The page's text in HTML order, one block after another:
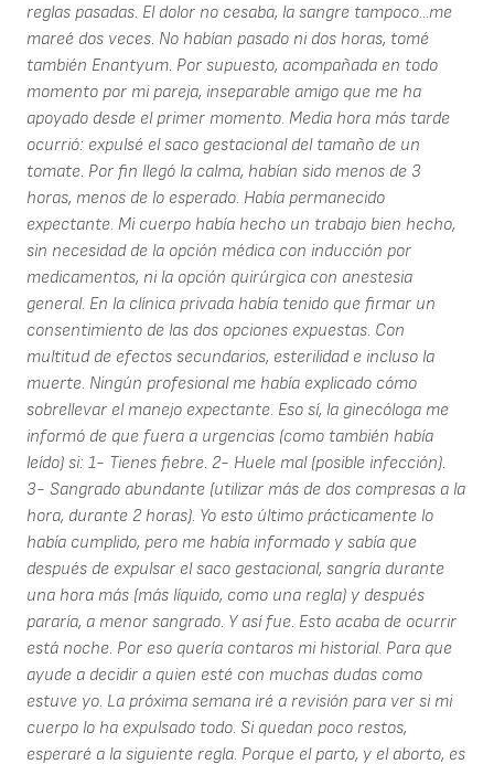
reglas pasadas. El dolor no cesaba, la sangre tampoco...me
mareé dos veces. No habían pasado ni dos horas, tomé
también Enantyum. Por supuesto, acompañada en todo
momento por mi pareja, inseparable amigo que me ha
apoyado desde el primer momento. Media hora más tarde
ocurrió: expulsé el saco gestacional del tamaño de un
tomate. Por fin llegó la calma, habían sido menos de 3
horas, menos de lo esperado. Había permanecido
expectante. Mi cuerpo había hecho un trabajo bien hecho,
sin necesidad de la opción médica con inducción por
medicamentos, ni la opción quirúrgica con anestesia
general. En la clínica privada había tenido que firmar un
consentimiento de las dos opciones expuestas. Con
multitud de efectos secundarios, esterilidad e incluso la
muerte. Ningún profesional me había explicado cómo
sobrellevar el manejo expectante. Eso sí, la ginecóloga me
informó de que fuera a urgencias (como también había
leído) si: 1- Tienes fiebre. 2- Huele mal (posible infección).
3- Sangrado abundante (utilizar más de dos compresas a la
hora, durante 2 horas). Yo esto último prácticamente lo
había cumplido, pero me había informado y sabía que
después de expulsar el saco gestacional, sangría durante
una hora más (más líquido, como una regla) y después
pararía, a menor sangrado. Y así fue. Esto acaba de ocurrir
está noche. Por eso quería contaros mi historial. Para que
ayude a decidir a quien esté con muchas dudas como
estuve yo. La próxima semana iré a revisión para ver si mi
cuerpo lo ha expulsado todo. Si quedan poco restos,
esperaré a la siguiente regla. Porque el parto, y el aborto, es